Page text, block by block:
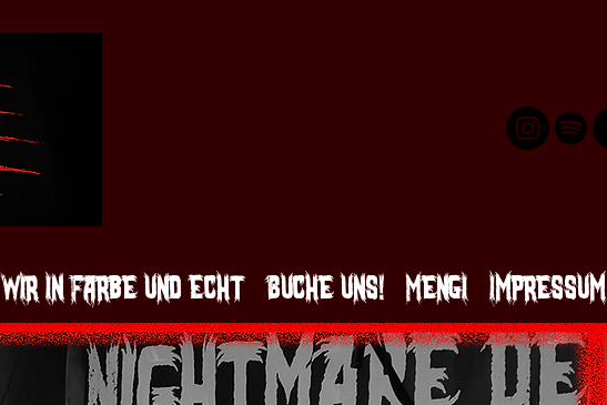
Wir in Farbe und Echt Buche uns! Mengi Impressum